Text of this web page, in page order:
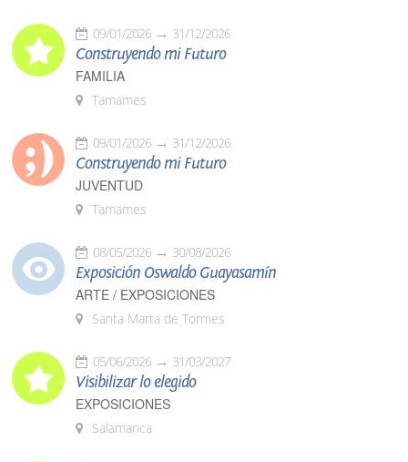
09/01/2026 31/12/2026
Construyendo mi Futuro
FAMILIA
Tamames
09/01/2026 31/12/2026
Construyendo mi Futuro
JUVENTUD
Tamames
08/05/2026 30/08/2026
Exposición Oswaldo Guayasamín
ARTE / EXPOSICIONES
Santa Marta de Tormes
05/06/2026 31/03/2027
Visibilizar lo elegido
EXPOSICIONES
Salamanca